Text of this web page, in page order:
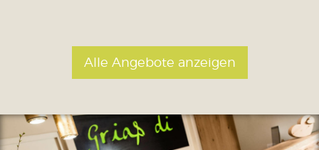
Alle Angebote anzeigen